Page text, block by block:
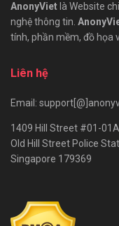
AnonyViet là Website
nghệ thông tin.
tính, phần mềm, đồ họa
Liên hệ
Email:
1409 Hill Street #01-01A
Old Hill Street Police
Singapore 179369